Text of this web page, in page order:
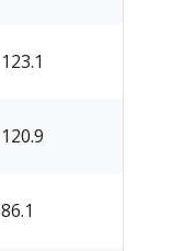
123.1
120.9
86.1